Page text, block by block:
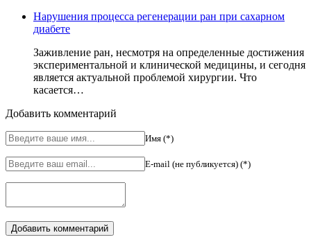
Нарушения процесса регенерации ран при сахарном
диабете
Заживление ран, несмотря на определенные достижения
экспериментальной и клинической медицины, и сегодня
является актуальной проблемой хирургии. Что
касается…
Добавить комментарий
Имя (*)
E-mail (не публикуется) (*)